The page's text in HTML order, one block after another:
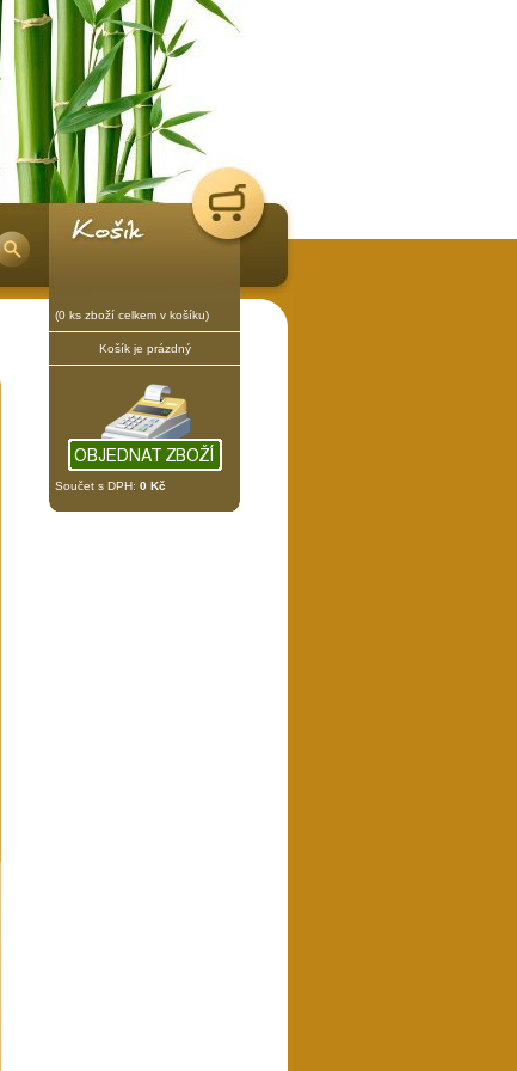
(0 ks zboží celkem v košíku)
Košík je prázdný
Součet s DPH: 0 Kč